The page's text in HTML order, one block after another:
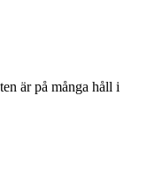
är på många håll i